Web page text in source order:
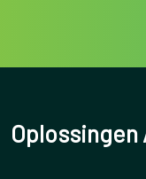
Oplossingen